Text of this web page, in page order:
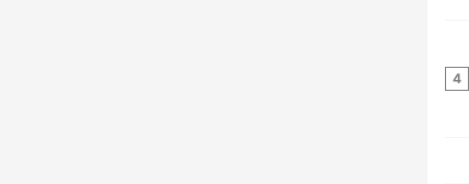
4